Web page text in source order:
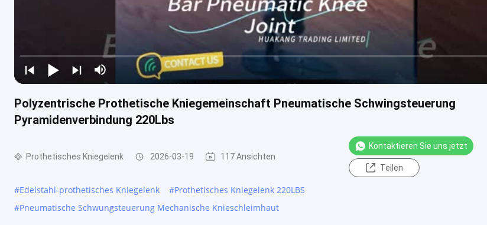
Polyzentrische Prothetische Kniegemeinschaft Pneumatische Schwingsteuerung
Pyramidenverbindung 220Lbs
Prothetisches Kniegelenk 2026-03-19 117 Ansichten
Kontaktieren Sie uns jetzt
Teilen
#Edelstahl-prothetisches Kniegelenk #Prothetisches Kniegelenk 220LBS
#Pneumatische Schwungsteuerung Mechanische Knieschleimhaut